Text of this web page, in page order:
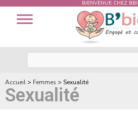
BIENVENUE CHEZ
Accueil > Femmes > Sexualité
Sexualité